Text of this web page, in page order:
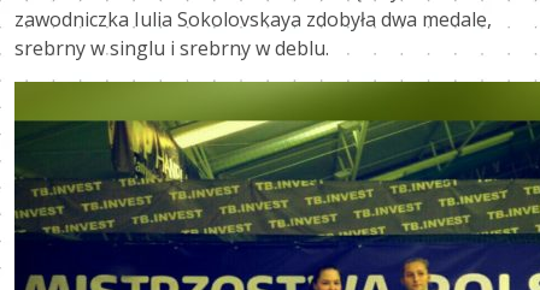
zawodniczka Iulia Sokolovskaya zdobyła dwa medale,
srebrny w singlu i srebrny w deblu.